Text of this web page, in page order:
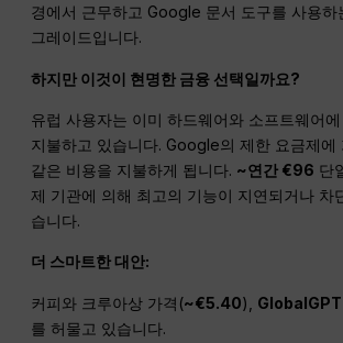
경에서 근무하고 Google 문서 도구를 사용하
그레이드입니다.
하지만 이것이 현명한 금융 선택일까요?
유럽 사용자는 이미 하드웨어와 소프트웨어
지불하고 있습니다. Google의 제한 요금제에
같은 비용을 지불하게 됩니다. ~연간 €96 단
제 기관에 의해 최고의 기능이 지연되거나 차
습니다.
더 스마트한 대안:
커피와 크루아상 가격(~€5.40), GlobalGPT
를 허물고 있습니다.